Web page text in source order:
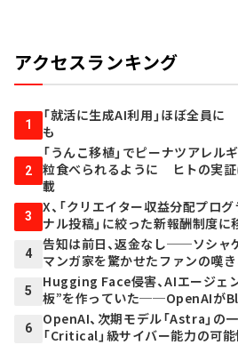
アクセスランキング
1
「就活に生成AI利用」ほぼ全員
も
2
「うんこ移植」でピーナツアレル
粒食べられるように ヒトの実
載
3
X、「クリエイター収益分配プロ
ナル投稿」に絞った新報酬制度に
4
告知は前日、返金なし──ソシャ
マンガ家を驚かせたファンの嘆き
5
Hugging Face侵害、AIエージェ
板”を作っていた──OpenAIが
6
OpenAI、次期モデル「Astra」の
「Critical」級サイバー能力の可